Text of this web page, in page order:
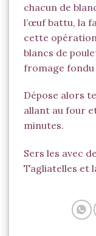
chacun de
l’œuf battu, la
cette
blancs de
fromage fondu
Dépose alors
allant au four
minutes.
Sers les avec
Tagliatelles et